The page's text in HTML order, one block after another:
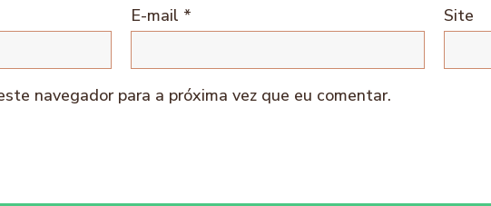
E-mail * Site
navegador para a próxima vez que eu comentar.